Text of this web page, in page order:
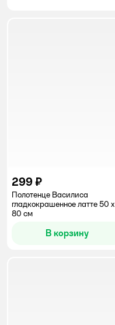
299 ₽
Полотенце Василиса
гладкокрашенное латте 50 x
80 см
В корзину